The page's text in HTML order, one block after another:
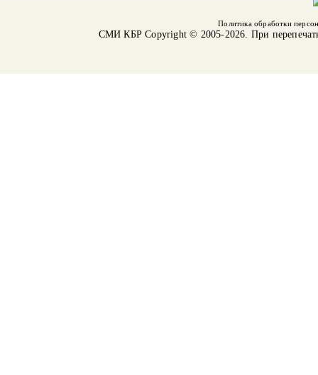
Политика обработки
СМИ КБРCopyright © 2005-2026. При